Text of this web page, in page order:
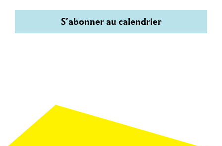
S’abonner au calendrier